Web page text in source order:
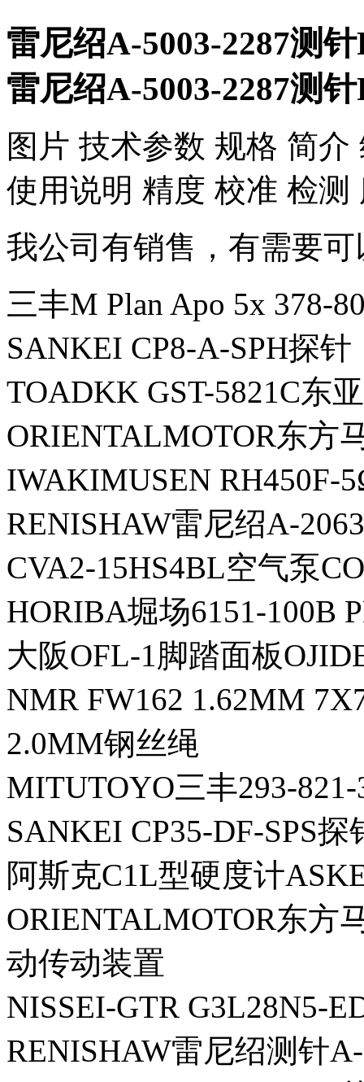
雷尼绍A-5003-2287测
雷尼绍A-5003-2287测
图片 技术参数 规格 简
使用说明 精度 校准 检测
我公司有销售，有需要
三丰M Plan Apo 5x 378-
SANKEI CP8-A-SPH探针
TOADKK GST-5821C东
ORIENTALMOTOR东方
IWAKIMUSEN RH450F-
RENISHAW雷尼绍A-
CVA2-15HS4BL空气泵
HORIBA堀场6151-100B
大阪OFL-1脚踏面板
NMR FW162 1.62MM
2.0MM钢丝绳
MITUTOYO三丰293-
SANKEI CP35-DF-SPS探
阿斯克C1L型硬度计
ORIENTALMOTOR东方
动传动装置
NISSEI-GTR G3L28N5-
RENISHAW雷尼绍测针